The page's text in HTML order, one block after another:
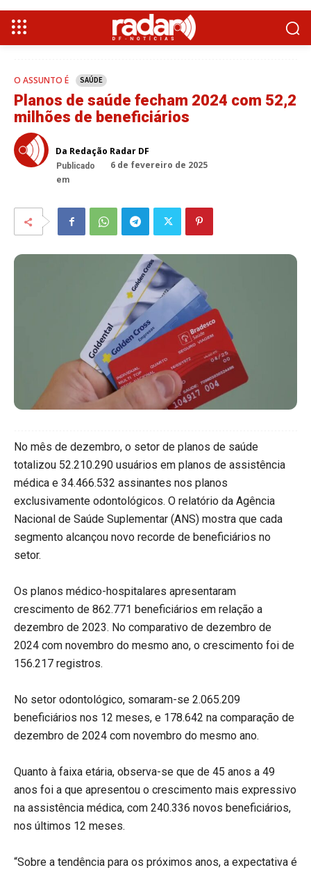
O ASSUNTO É SAÚDE
Planos de saúde fecham 2024 com 52,2
milhões de beneficiários
Da Redação Radar DF
Publicado
em
6 de fevereiro de 2025
No mês de dezembro, o setor de planos de saúde
totalizou 52.210.290 usuários em planos de assistência
médica e 34.466.532 assinantes nos planos
exclusivamente odontológicos. O relatório da Agência
Nacional de Saúde Suplementar (ANS) mostra que cada
segmento alcançou novo recorde de beneficiários no
setor.
Os planos médico-hospitalares apresentaram
crescimento de 862.771 beneficiários em relação a
dezembro de 2023. No comparativo de dezembro de
2024 com novembro do mesmo ano, o crescimento foi de
156.217 registros.
No setor odontológico, somaram-se 2.065.209
beneficiários nos 12 meses, e 178.642 na comparação de
dezembro de 2024 com novembro do mesmo ano.
Quanto à faixa etária, observa-se que de 45 anos a 49
anos foi a que apresentou o crescimento mais expressivo
na assistência médica, com 240.336 novos beneficiários,
nos últimos 12 meses.
“Sobre a tendência para os próximos anos, a expectativa é